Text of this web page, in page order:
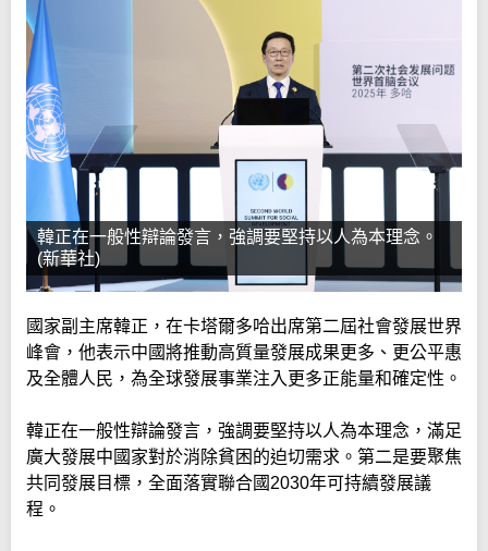
韓正在一般性辯論發言，強調要堅持以人為本理念。
(新華社)
國家副主席韓正，在卡塔爾多哈出席第二屆社會發展世界
峰會，他表示中國將推動高質量發展成果更多、更公平惠
及全體人民，為全球發展事業注入更多正能量和確定性。
韓正在一般性辯論發言，強調要堅持以人為本理念，滿足
廣大發展中國家對於消除貧困的迫切需求。第二是要聚焦
共同發展目標，全面落實聯合國2030年可持續發展議
程。